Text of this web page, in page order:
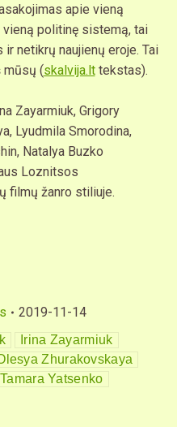
apie vieną
vieną politinę sistemą, tai
netikrų naujienų eroje. Tai
mūsų (skalvija.lttekstas).
Zayarmiuk, Grigory
Lyudmila Smorodina,
Natalya Buzko
Loznitsos
filmų žanro stiliuje.
2019-11-14
Irina Zayarmiuk
Zhurakovskaya
Tamara Yatsenko